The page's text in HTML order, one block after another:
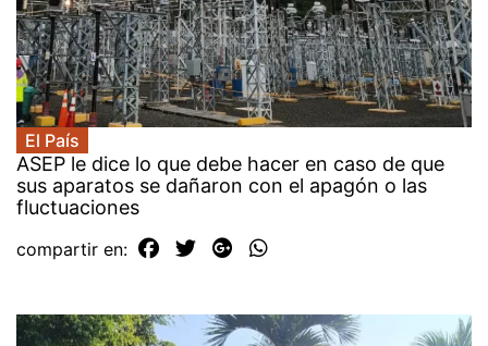
El País
ASEP le dice lo que debe hacer en caso de que
sus aparatos se dañaron con el apagón o las
fluctuaciones
compartir en: